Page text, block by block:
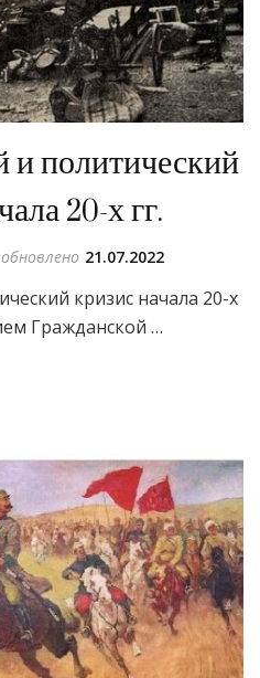
политический
20-х гг.
обновлено 21.07.2022
кризис начала 20-х
Гражданской …